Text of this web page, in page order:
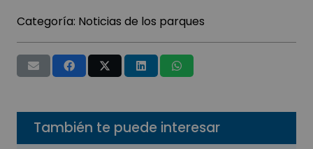
Categoría: Noticias de los parques
También te puede interesar